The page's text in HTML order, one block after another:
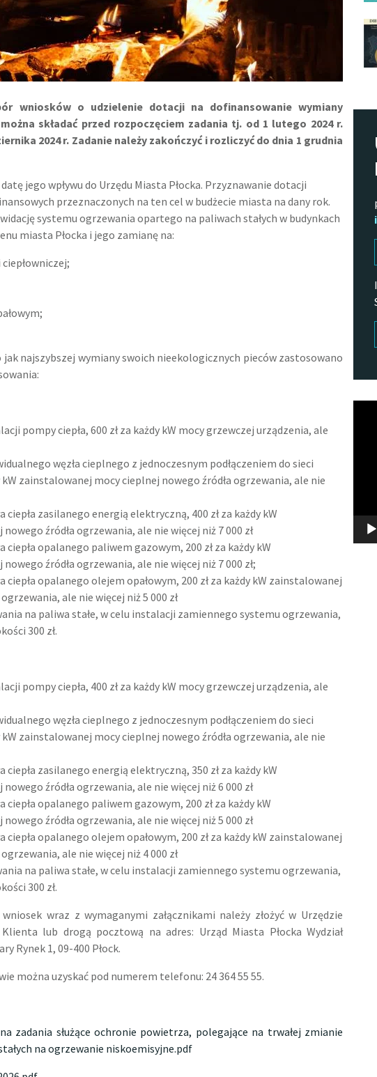
wniosków o udzielenie dotacji na dofinansowanie wymiany
składać przed rozpoczęciem zadania tj. od 1 lutego 2024 r.
2024 r. Zadanie należy zakończyć i rozliczyć do dnia 1 grudnia
jego wpływu do Urzędu Miasta Płocka. Przyznawanie dotacji
przeznaczonych na ten cel w budżecie miasta na dany rok.
systemu ogrzewania opartego na paliwach stałych w budynkach
miasta Płocka i jego zamianę na:
jak najszybszej wymiany swoich nieekologicznych pieców zastosowano
pompy ciepła, 600 zł za każdy kW mocy grzewczej urządzenia, ale
węzła cieplnego z jednoczesnym podłączeniem do sieci
kW zainstalowanej mocy cieplnej nowego źródła ogrzewania, ale nie
ciepła zasilanego energią elektryczną, 400 zł za każdy kW
źródła ogrzewania, ale nie więcej niż 7 000 zł
ciepła opalanego paliwem gazowym, 200 zł za każdy kW
źródła ogrzewania, ale nie więcej niż 7 000 zł;
ciepła opalanego olejem opałowym, 200 zł za każdy kW zainstalowanej
ale nie więcej niż 5 000 zł
na paliwa stałe, w celu instalacji zamiennego systemu ogrzewania,
300 zł.
pompy ciepła, 400 zł za każdy kW mocy grzewczej urządzenia, ale
węzła cieplnego z jednoczesnym podłączeniem do sieci
kW zainstalowanej mocy cieplnej nowego źródła ogrzewania, ale nie
ciepła zasilanego energią elektryczną, 350 zł za każdy kW
źródła ogrzewania, ale nie więcej niż 6 000 zł
ciepła opalanego paliwem gazowym, 200 zł za każdy kW
źródła ogrzewania, ale nie więcej niż 5 000 zł
ciepła opalanego olejem opałowym, 200 zł za każdy kW zainstalowanej
ale nie więcej niż 4 000 zł
na paliwa stałe, w celu instalacji zamiennego systemu ogrzewania,
300 zł.
wraz z wymaganymi załącznikami należy złożyć w Urzędzie
lub drogą pocztową na adres: Urząd Miasta Płocka Wydział
Rynek 1, 09-400 Płock.
można uzyskać pod numerem telefonu: 24 364 55 55.
zadania służące ochronie powietrza, polegające na trwałej zmianie
na ogrzewanie niskoemisyjne.pdf